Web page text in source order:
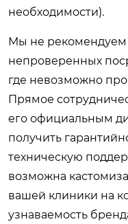
необходимости).
Мы не рекомендуем
непроверенных
где невозможно
Прямое
его официальным
получить
техническую
возможна
вашей клиники на
узнаваемость